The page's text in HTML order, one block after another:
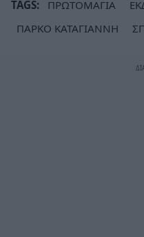
TAGS: ΠΡΩΤΟΜΑΓΙΑ
ΠΑΡΚΟ ΚΑΤΑΓΙΑΝΝΗ